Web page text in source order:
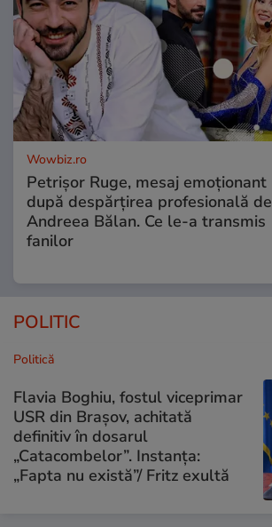
Wowbiz.ro
Petrișor Ruge, mesaj emoționant
după despărțirea profesională de
Andreea Bălan. Ce le-a transmis
fanilor
POLITIC
Politică
Flavia Boghiu, fostul viceprimar
USR din Brașov, achitată
definitiv în dosarul
„Catacombelor”. Instanța:
„Fapta nu există”/ Fritz exultă